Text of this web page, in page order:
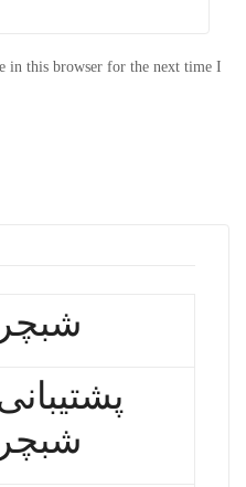
in this browser for the next time I